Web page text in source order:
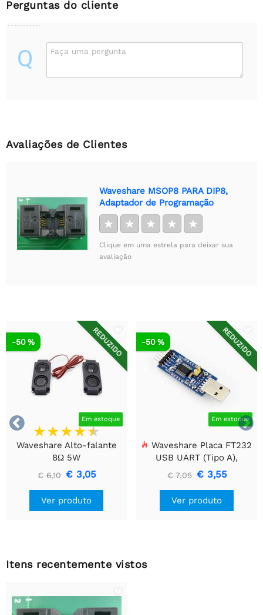
Perguntas do cliente
Q Faça uma pergunta
Avaliações de Clientes
Waveshare MSOP8 PARA DIP8,
Adaptador de Programação
★ ★ ★ ★ ★
Clique em uma estrela para deixar sua
avaliação


REDUZIDO
Em estoque
-50 %
Waveshare Alto-falante
8Ω 5W
€ 6,10 € 3,05
Ver produto
REDUZIDO
Em estoque
-50 %
Waveshare Placa FT232
USB UART (Tipo A),
Módulo de Comunicação
USB Para TTL (UART)
€ 7,05 € 3,55
Ver produto
Itens recentemente vistos